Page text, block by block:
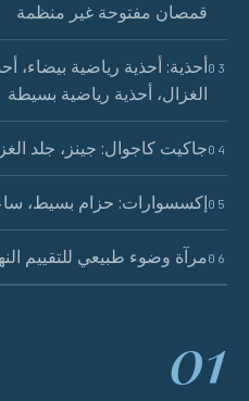
قمصان مفتوحة غير منظمة
03أحذية: أحذية رياضية بيضاء،
الغزال، أحذية رياضية بسيطة
04جاكيت كاجوال: جينز، جلد
05إكسسوارات: حزام بسيط،
06مرآة وضوء طبيعي للتقييم
01